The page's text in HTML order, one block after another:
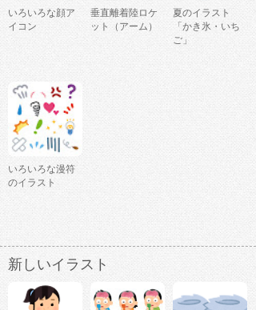
いろいろな顔ア
イコン
垂直離着陸ロケ
ット（アーム）
夏のイラスト
「かき氷・いち
ご」
いろいろな漫符
のイラスト
新しいイラスト